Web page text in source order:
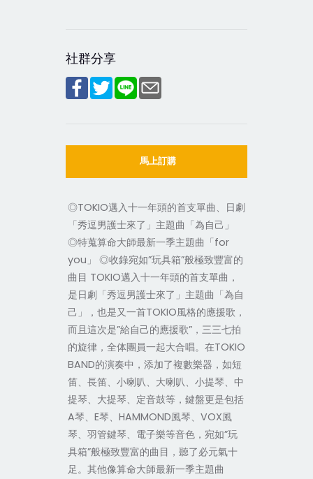
社群分享
馬上訂購
◎TOKIO邁入十一年頭的首支單曲、日劇
「秀逗男護士來了」主題曲「為自己」
◎特蒐算命大師最新一季主題曲「for
you」 ◎收錄宛如”玩具箱”般極致豐富的
曲目 TOKIO邁入十一年頭的首支單曲，
是日劇「秀逗男護士來了」主題曲「為自
己」，也是又一首TOKIO風格的應援歌，
而且這次是”給自己的應援歌”，三三七拍
的旋律，全体團員一起大合唱。在TOKIO
BAND的演奏中，添加了複數樂器，如短
笛、長笛、小喇叭、大喇叭、小提琴、中
提琴、大提琴、定音鼓等，鍵盤更是包括
A琴、E琴、HAMMOND風琴、VOX風
琴、羽管鍵琴、電子樂等音色，宛如”玩
具箱”般極致豐富的曲目，聽了必元氣十
足。其他像算命大師最新一季主題曲